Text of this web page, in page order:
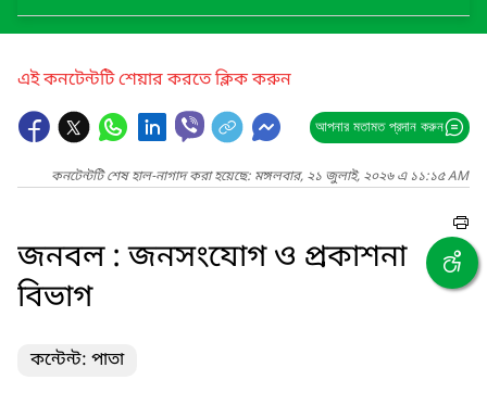
এই কনটেন্টটি শেয়ার করতে ক্লিক করুন
আপনার মতামত প্রদান করুন
কনটেন্টটি শেষ হাল-নাগাদ করা হয়েছে: মঙ্গলবার, ২১ জুলাই, ২০২৬ এ ১১:১৫ AM
জনবল : জনসংযোগ ও প্রকাশনা
বিভাগ
কন্টেন্ট: পাতা